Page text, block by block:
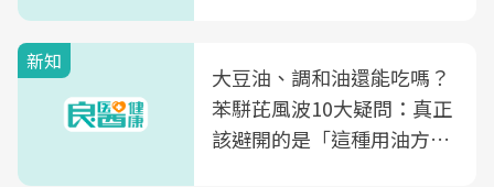
新知
大豆油、調和油還能吃嗎？
苯駢芘風波10大疑問：真正
該避開的是「這種用油方